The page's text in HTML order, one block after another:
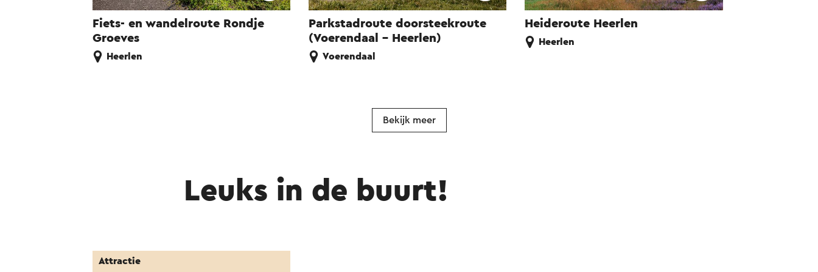
Fiets- en wandelroute Rondje
Groeves
Heerlen
Parkstadroute doorsteekroute
(Voerendaal - Heerlen)
Voerendaal
Heideroute Heerlen
Heerlen
Bekijk meer
Leuks in de buurt!
Attractie